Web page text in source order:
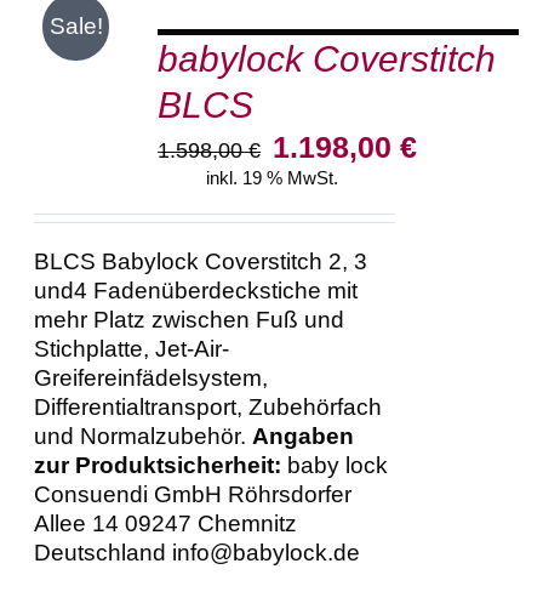
Sale!
DEN
WARENKORBbabylock Coverstitch
BLCS
1.598,00€ Ursprünglicher
Preis
1.598,00 €
1.198,00€Aktueller
inkl. 19 % MwSt.
BLCS Babylock Coverstitch 2, 3
und4 Fadenüberdeckstiche mit
mehr Platz zwischen Fuß und
Stichplatte, Jet-Air-
Greifereinfädelsystem,
Differentialtransport, Zubehörfach
und Normalzubehör.Angaben
zur Produktsicherheit: baby lock
Consuendi GmbH Röhrsdorfer
Allee 14 09247 Chemnitz
Deutschland info@babylock.de